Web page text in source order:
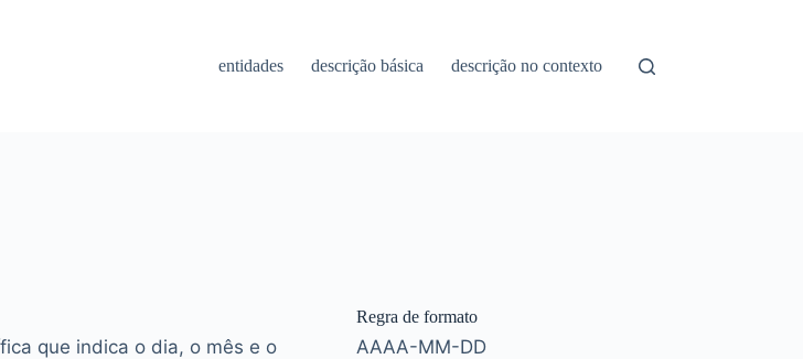
entidades descrição básica descrição no contexto
que indica o dia, o mês e o
Regra de formato
AAAA-MM-DD